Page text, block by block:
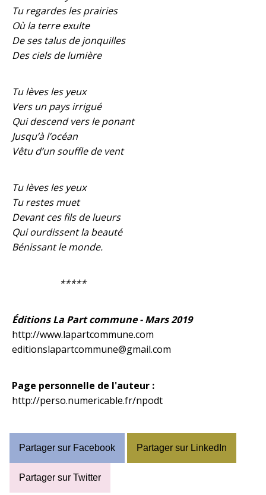
Tu regardes les prairies
Où la terre exulte
De ses talus de jonquilles
Des ciels de lumière
Tu lèves les yeux
Vers un pays irrigué
Qui descend vers le ponant
Jusqu’à l’océan
Vêtu d’un souffle de vent
Tu lèves les yeux
Tu restes muet
Devant ces fils de lueurs
Qui ourdissent la beauté
Bénissant le monde.
*****
Éditions La Part commune - Mars 2019
http://www.lapartcommune.com
editionslapartcommune@gmail.com
Page personnelle de l'auteur :
http://perso.numericable.fr/npodt
Partager sur Facebook Partager sur LinkedIn
Partager sur Twitter